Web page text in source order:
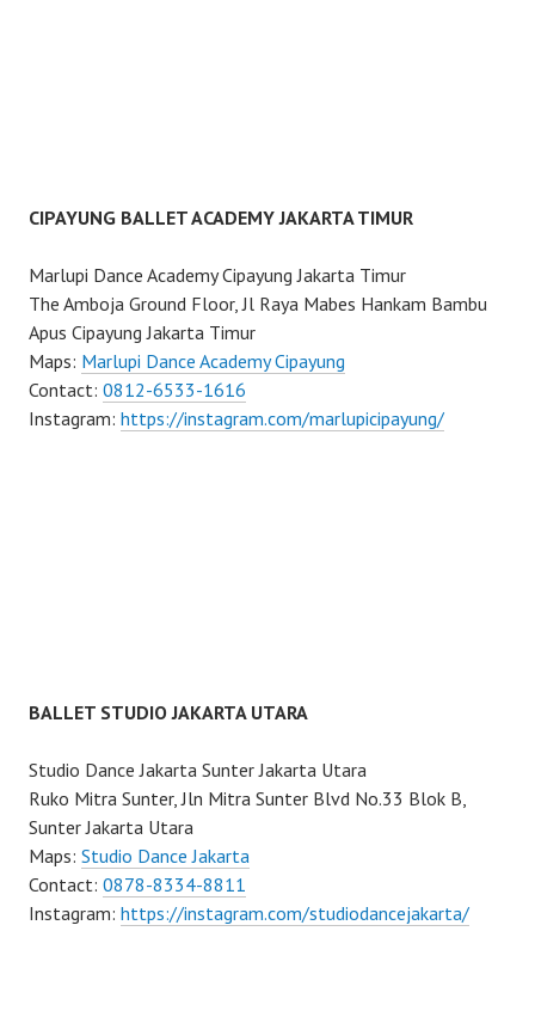
CIPAYUNG BALLET ACADEMY JAKARTA TIMUR
Marlupi Dance Academy Cipayung Jakarta Timur
The Amboja Ground Floor, Jl Raya Mabes Hankam Bambu
Apus Cipayung Jakarta Timur
Maps: Marlupi Dance Academy Cipayung
Contact: 0812-6533-1616
Instagram: https://instagram.com/marlupicipayung/
BALLET STUDIO JAKARTA UTARA
Studio Dance Jakarta Sunter Jakarta Utara
Ruko Mitra Sunter, Jln Mitra Sunter Blvd No.33 Blok B,
Sunter Jakarta Utara
Maps: Studio Dance Jakarta
Contact: 0878-8334-8811
Instagram: https://instagram.com/studiodancejakarta/